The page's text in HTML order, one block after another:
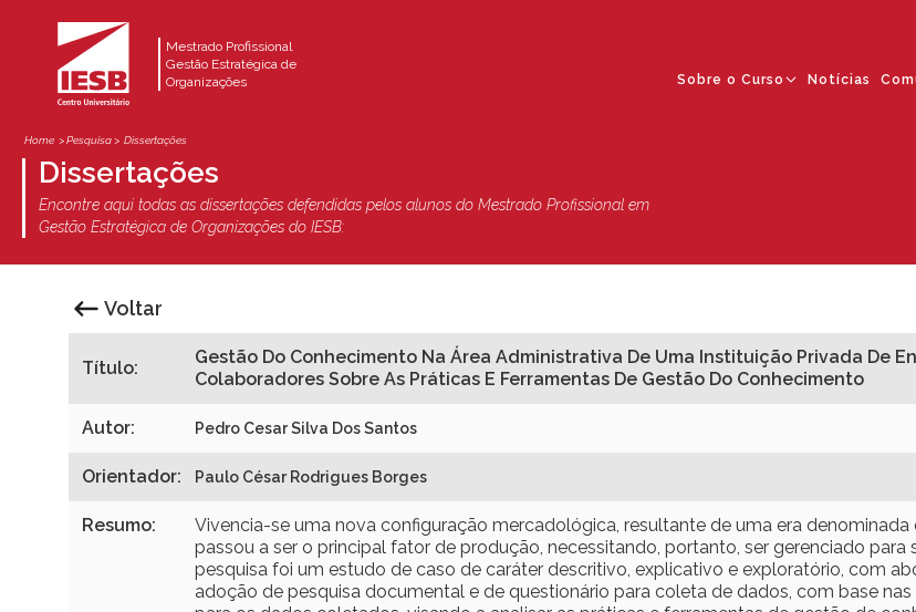
Mestrado Profissional
Gestão Estratégica de
Organizações
Sobre o Curso Notícias
Home > Pesquisa > Dissertações
Dissertações
Encontre aqui todas as dissertações defendidas pelos alunos do Mestrado Profissional em
Gestão Estratégica de Organizações do IESB:
Voltar
Título:
Gestão Do Conhecimento Na Área Administrativa De Uma Instituição Privada De
Colaboradores Sobre As Práticas E Ferramentas De Gestão Do Conhecimento
Autor: Pedro Cesar Silva Dos Santos
Orientador: Paulo César Rodrigues Borges
Resumo:
Vivencia-se uma nova configuração mercadológica, resultante de uma era
passou a ser o principal fator de produção, necessitando, portanto, ser gerenciado
pesquisa foi um estudo de caso de caráter descritivo, explicativo e exploratório, com
adoção de pesquisa documental e de questionário para coleta de dados, com base